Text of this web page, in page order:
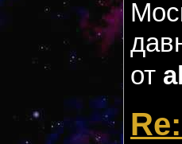
от